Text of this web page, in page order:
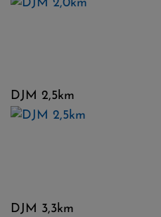
DJM 2,5km
DJM 3,3km